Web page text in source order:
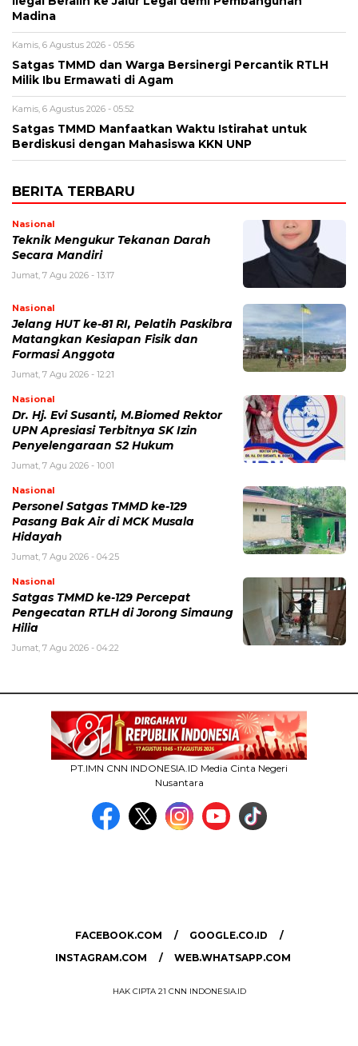
Madina
Kamis, 6 Agustus 2026 - 05:56
Satgas TMMD dan Warga Bersinergi Percantik RTLH
Milik Ibu Ermawati di Agam
Kamis, 6 Agustus 2026 - 05:52
Satgas TMMD Manfaatkan Waktu Istirahat untuk
Berdiskusi dengan Mahasiswa KKN UNP
BERITA TERBARU
Nasional
Teknik Mengukur Tekanan Darah
Secara Mandiri
Jumat, 7 Agu 2026 - 13:17
Nasional
Jelang HUT ke-81 RI, Pelatih Paskibra
Matangkan Kesiapan Fisik dan
Formasi Anggota
Jumat, 7 Agu 2026 - 12:21
Nasional
Dr. Hj. Evi Susanti, M.Biomed Rektor
UPN Apresiasi Terbitnya SK Izin
Penyelengaraan S2 Hukum
Jumat, 7 Agu 2026 - 10:01
Nasional
Personel Satgas TMMD ke-129
Pasang Bak Air di MCK Musala
Hidayah
Jumat, 7 Agu 2026 - 04:25
Nasional
Satgas TMMD ke-129 Percepat
Pengecatan RTLH di Jorong Simaung
Hilia
Jumat, 7 Agu 2026 - 04:22
PT.IMN CNN INDONESIA.ID Media Cinta Negeri
Nusantara
FACEBOOK.COM
GOOGLE.CO.ID
INSTAGRAM.COM
WEB.WHATSAPP.COM
HAK CIPTA 21 CNN INDONESIA.ID